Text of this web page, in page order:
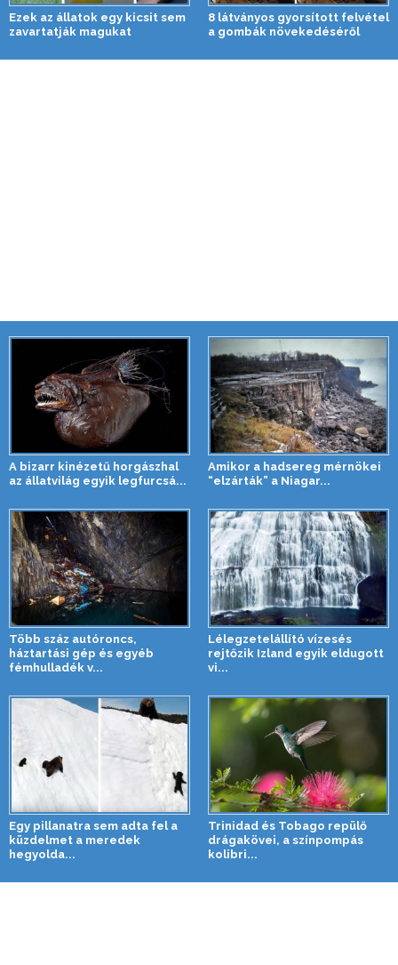
Ezek az állatok egy kicsit sem
zavartatják magukat
8 látványos gyorsított felvétel
a gombák növekedéséről
A bizarr kinézetű horgászhal
az állatvilág egyik legfurcsá...
Amikor a hadsereg mérnökei
“elzárták” a Niagar...
Több száz autóroncs,
háztartási gép és egyéb
fémhulladék v...
Lélegzetelállító vízesés
rejtőzik Izland egyik eldugott
vi...
Egy pillanatra sem adta fel a
küzdelmet a meredek
hegyolda...
Trinidad és Tobago repülő
drágakövei, a színpompás
kolibri...